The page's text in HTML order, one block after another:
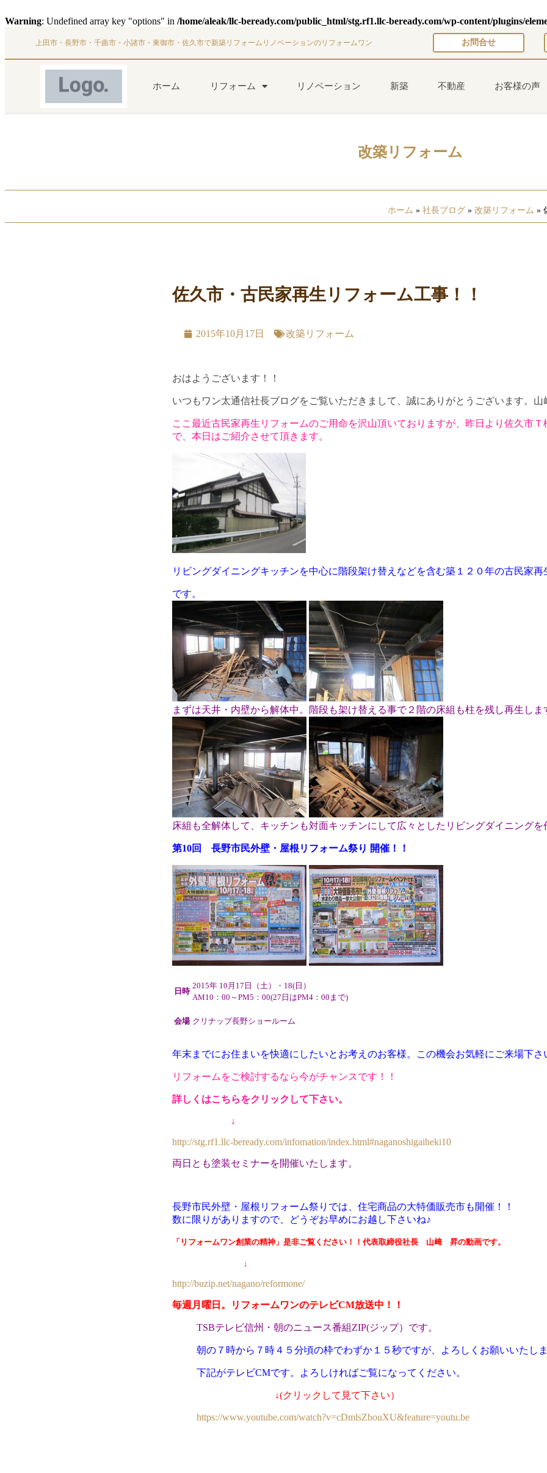
Warning: Undefined array key "options" in /home/aleak/llc-beready.com/public_html/stg.rf1.llc-beready.com/wp-content/plugins/
上田市・長野市・千曲市・小諸市・東御市・佐久市で新築リフォームリノベーションのリフォームワン お問合せ
ホーム リフォーム リノベーション 新築 不動産 お客様の声
改築リフォーム
ホーム » 社長ブログ » 改築リフォーム »
佐久市・古民家再生リフォーム工事！！
2015年10月17日 改築リフォーム
おはようございます！！
いつもワン太通信社長ブログをご覧いただきまして、誠にありがとうございます。山
ここ最近古民家再生リフォームのご用命を沢山頂いておりますが、昨日より佐久市
で、本日はご紹介させて頂きます。
リビングダイニングキッチンを中心に階段架け替えなどを含む築１２０年の古民家
です。
まずは天井・内壁から解体中。階段も架け替える事で２階の床組も柱を残し再生しま
床組も全解体して、キッチンも対面キッチンにして広々としたリビングダイニングを
第10回 長野市民外壁・屋根リフォーム祭り 開催！！
日時
2015年 10月17日（土）・18(日）
AM10：00～PM5：00(27日はPM4：00まで)
会場 クリナップ長野ショールーム
年末までにお住まいを快適にしたいとお考えのお客様。この機会お気軽にご来場下さ
リフォームをご検討するなら今がチャンスです！！
詳しくはこちらをクリックして下さい。
↓
http://stg.rf1.llc-beready.com/infomation/index.html#naganoshigaiheki10
両日とも塗装セミナーを開催いたします。
長野市民外壁・屋根リフォーム祭りでは、住宅商品の大特価販売市も開催！！
数に限りがありますので、どうぞお早めにお越し下さいね♪
「リフォームワン創業の精神」是非ご覧ください！！代表取締役社長 山﨑 昇の動画です。
↓
http://buzip.net/nagano/reformone/
毎週月曜日。リフォームワンのテレビCM放送中！！
TSBテレビ信州・朝のニュース番組ZIP(ジップ）です。
朝の７時から７時４５分頃の枠でわずか１５秒ですが、よろしくお願いいたし
下記がテレビCMです。よろしければご覧になってください。
↓(クリックして見て下さい）
https://www.youtube.com/watch?v=cDmlsZbouXU&feature=youtu.be